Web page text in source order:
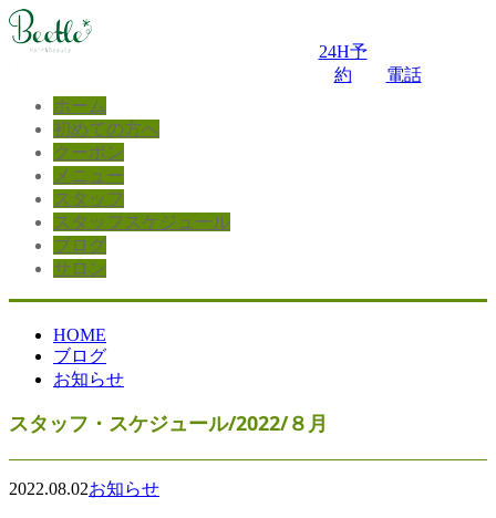
24H予
約
電話
ホーム
初めての方へ
クーポン
メニュー
スタッフ
スタッフスケジュール
ブログ
サロン
HOME
ブログ
お知らせ
スタッフ・スケジュール/2022/８月
2022.08.02お知らせ